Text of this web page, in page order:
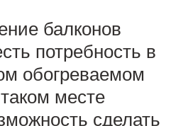
балконов
потребность в
обогреваемом
месте
сделать